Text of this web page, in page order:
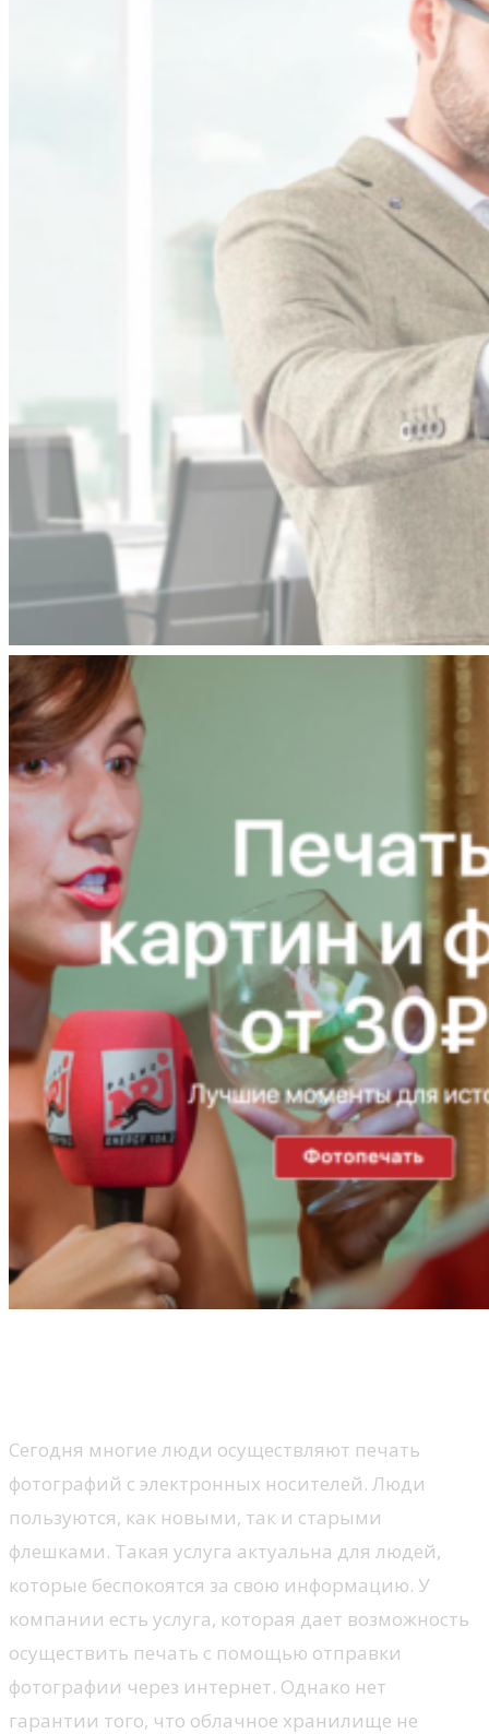
Сегодня многие люди осуществляют печать
фотографий с электронных носителей. Люди
пользуются, как новыми, так и старыми
флешками. Такая услуга актуальна для людей,
которые беспокоятся за свою информацию. У
компании есть услуга, которая дает возможность
осуществить печать с помощью отправки
фотографии через интернет. Однако нет
гарантии того, что облачное хранилище не